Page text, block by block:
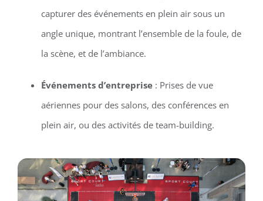
capturer des événements en plein air sous un
angle unique, montrant l’ensemble de la foule, de
la scène, et de l’ambiance.
Événements d’entreprise: Prises de vue
aériennes pour des salons, des conférences en
plein air, ou des activités de team-building.